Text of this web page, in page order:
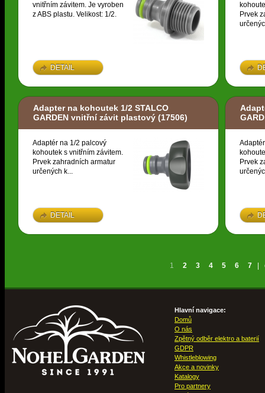
vnitřním závitem. Je vyroben
z ABS plastu. Velikost: 1/2.
DETAIL
Prvek
Adapter na kohoutek 1/2 STALCO
GARDEN vnitřní závit plastový (17506)
Adaptér na 1/2 palcový
kohoutek s vnitřním závitem.
Prvek zahradních armatur
určených k...
DETAIL
Prvek
1 2 3 4 5 6 7
Hlavní navigace:
Domů
O nás
Zpětný odběr elektro a baterií
GDPR
Whistleblowing
Akce a novinky
Katalogy
Pro partnery